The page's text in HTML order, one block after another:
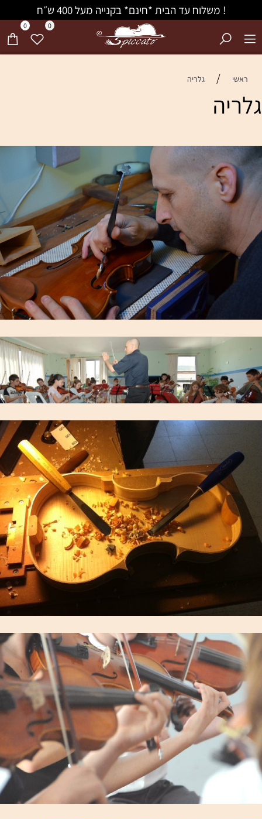
! משלוח עד הבית *חינם* בקנייה מעל 400 ש״ח
0 0
ראשי / גלריה
גלריה